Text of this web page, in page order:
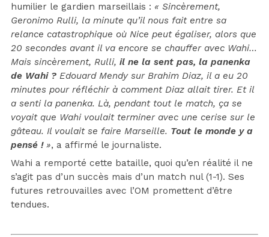
humilier le gardien marseillais : « Sincèrement,
Geronimo Rulli, la minute qu’il nous fait entre sa
relance catastrophique où Nice peut égaliser, alors que
20 secondes avant il va encore se chauffer avec Wahi…
Mais sincèrement, Rulli, il ne la sent pas, la panenka
de Wahi ? Edouard Mendy sur Brahim Diaz, il a eu 20
minutes pour réfléchir à comment Diaz allait tirer. Et il
a senti la panenka. Là, pendant tout le match, ça se
voyait que Wahi voulait terminer avec une cerise sur le
gâteau. Il voulait se faire Marseille. Tout le monde y a
pensé !», a affirmé le journaliste.
Wahi a remporté cette bataille, quoi qu’en réalité il ne
s’agit pas d’un succès mais d’un match nul (1-1). Ses
futures retrouvailles avec l’OM promettent d’être
tendues.